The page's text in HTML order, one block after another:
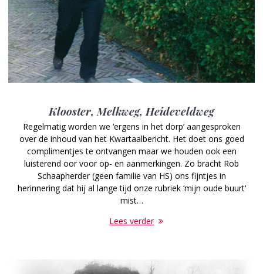
Klooster, Melkweg, Heideveldweg
Regelmatig worden we ‘ergens in het dorp’ aangesproken
over de inhoud van het Kwartaalbericht. Het doet ons goed
complimentjes te ontvangen maar we houden ook een
luisterend oor voor op- en aanmerkingen. Zo bracht Rob
Schaapherder (geen familie van HS) ons fijntjes in
herinnering dat hij al lange tijd onze rubriek ‘mijn oude buurt‘
mist…
Lees verder